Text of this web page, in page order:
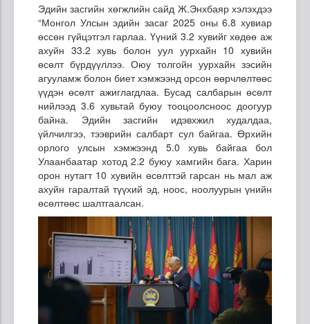
Эдийн засгийн хөгжлийн сайд Ж.Энхбаяр хэлэхдээ
“Монгол Улсын эдийн засаг 2025 оны 6.8 хувиар
өссөн гүйцэтгэл гарлаа. Үүний 3.2 хувийг хөдөө аж
ахуйн 33.2 хувь болон уул уурхайн 10 хувийн
өсөлт бүрдүүллээ. Оюу толгойн уурхайн зэсийн
агууламж болон биет хэмжээнд орсон өөрчлөлтөөс
үүдэн өсөлт ажиглагдлаа. Бусад салбарын өсөлт
нийлээд 3.6 хувьтай буюу тооцоолсноос доогуур
байна. Эдийн засгийн идэвхжил худалдаа,
үйлчилгээ, тээврийн салбарт сул байгаа. Өрхийн
орлого улсын хэмжээнд 5.0 хувь байгаа бол
Улаанбаатар хотод 2.2 буюу хамгийн бага. Харин
орон нутагт 10 хувийн өсөлттэй гарсан нь мал аж
ахуйн гаралтай түүхий эд, ноос, ноолуурын үнийн
өсөлтөөс шалтгаалсан.